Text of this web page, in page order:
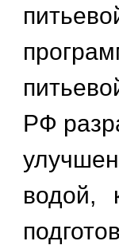
РФ
водой,